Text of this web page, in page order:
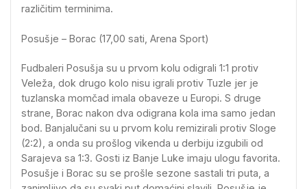
različitim terminima.
Posušje – Borac (17,00 sati, Arena Sport)
Fudbaleri Posušja su u prvom kolu odigrali 1:1 protiv
Veleža, dok drugo kolo nisu igrali protiv Tuzle jer je
tuzlanska momčad imala obaveze u Europi. S druge
strane, Borac nakon dva odigrana kola ima samo jedan
bod. Banjalučani su u prvom kolu remizirali protiv Sloge
(2:2), a onda su prošlog vikenda u derbiju izgubili od
Sarajeva sa 1:3. Gosti iz Banje Luke imaju ulogu favorita.
Posušje i Borac su se prošle sezone sastali tri puta, a